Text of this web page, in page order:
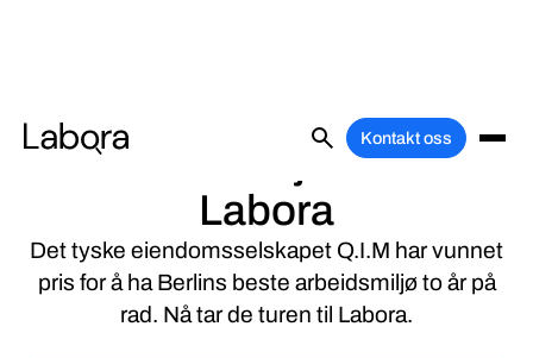
Kontakt oss
Berlins beste
arbeidsmiljø ser til
Labora
Det tyske eiendomsselskapet Q.I.M har vunnet
pris for å ha Berlins beste arbeidsmiljø to år på
rad. Nå tar de turen til Labora.